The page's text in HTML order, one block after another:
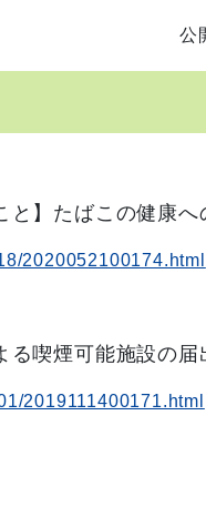
公
と】たばこの健康
2020052100174.html
る喫煙可能施設の届
2019111400171.html